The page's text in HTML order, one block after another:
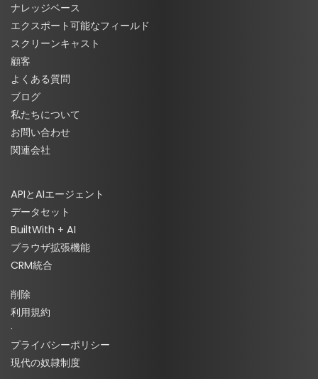
ナレッジベース
エクスポート可能なフィールド
スクリーンキャスト
顧客
よくある質問
ブログ
私たちについて
お問い合わせ
関連会社
APIとAIエージェント
データセット
BuiltWith + AI
ブラウザ拡張機能
CRM統合
削除
利用規約
·
プライバシーポリシー
現代の奴隷制度